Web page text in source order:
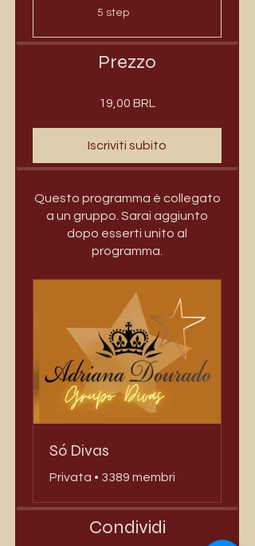
.
5 step
Prezzo
19,00 BRL
Iscriviti subito
Questo programma è collegato
a un gruppo. Sarai aggiunto
dopo esserti unito al
programma.
Só Divas
Privata • 3389 membri
Condividi